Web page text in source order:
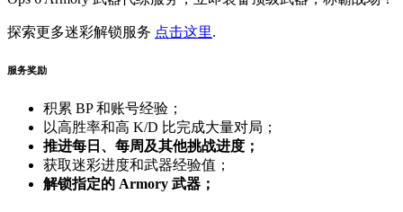
探索更多迷彩解锁服务 点击这里.
服务奖励
积累 BP 和账号经验；
以高胜率和高 K/D 比完成大量对局；
推进每日、每周及其他挑战进度；
获取迷彩进度和武器经验值；
解锁指定的 Armory 武器；